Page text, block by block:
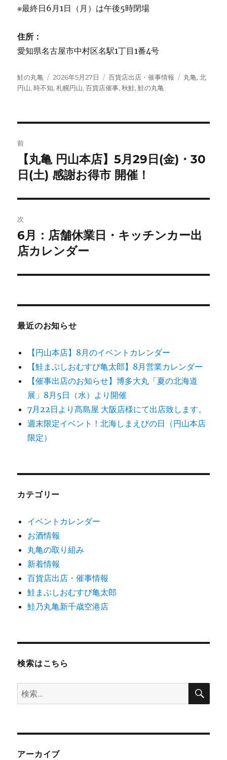
※最終日6月1日（月）は午後5時閉場
住所：
愛知県名古屋市中村区名駅1丁目1番4号
投
稿
鮭の丸亀
投
稿
2026年5月27日
カ
テ
百貨店出店・催事情報
タ
丸亀,北
円山,時不知,札幌円山,百貨店催事,秋鮭,鮭の丸亀
稿
ナ
ビ
ゲ
ー
シ
ン
前
の
稿:
【丸亀 円山本店】5月29日(金)・30
日(土) 感謝お得市 開催！
次
次
の
稿:
6月：店舗休業日・キッチンカー出
店カレンダー
最近のお知らせ
【円山本店】8月のイベントカレンダー
【鮭まぶしおむすび亀太郎】8月営業カレンダー
【催事出店のお知らせ】博多大丸「夏の北海道
展」8月5日（水）より開催
7月22日より髙島屋 大阪店様にて出店致します。
週末限定イベント！北海しまえびの日（円山本店
限定）
カテゴリー
イベントカレンダー
お酒情報
丸亀の取り組み
新着情報
百貨店出店・催事情報
鮭まぶしおむすび亀太郎
鮭乃丸亀新千歳空港店
検索はこちら
検
索:
検
アーカイブ